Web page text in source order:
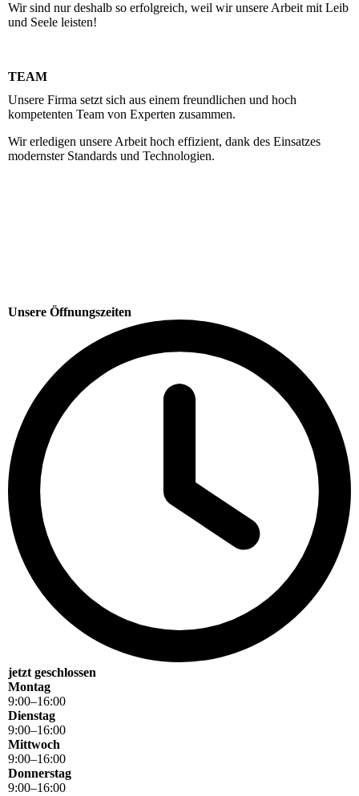
Wir sind nur deshalb so erfolgreich, weil wir unsere Arbeit mit Leib
und Seele leisten!
TEAM
Unsere Firma setzt sich aus einem freundlichen und hoch
kompetenten Team von Experten zusammen.
Wir erledigen unsere Arbeit hoch effizient, dank des Einsatzes
modernster Standards und Technologien.
Unsere Öffnungszeiten
jetzt geschlossen
Montag
9:00–16:00
Dienstag
9:00–16:00
Mittwoch
9:00–16:00
Donnerstag
9:00–16:00